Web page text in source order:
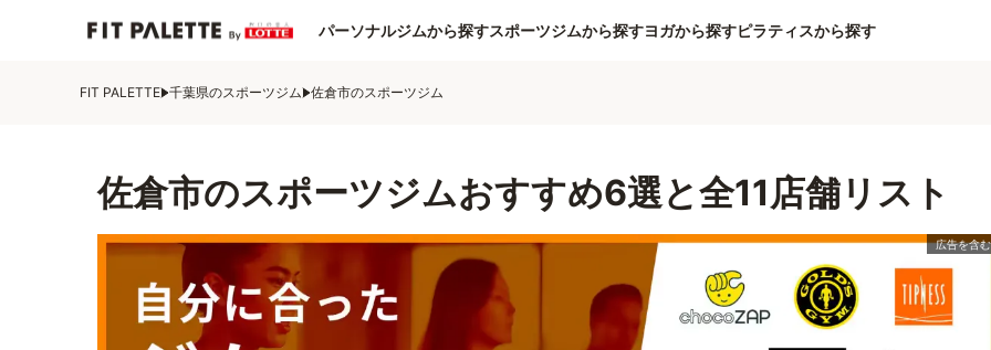
パーソナルジムから探すスポーツジムから探すヨガから探すピラティスから探す
FIT PALETTE 千葉県のスポーツジム 佐倉市のスポーツジム
佐倉市のスポーツジムおすすめ6選と全11店舗リスト